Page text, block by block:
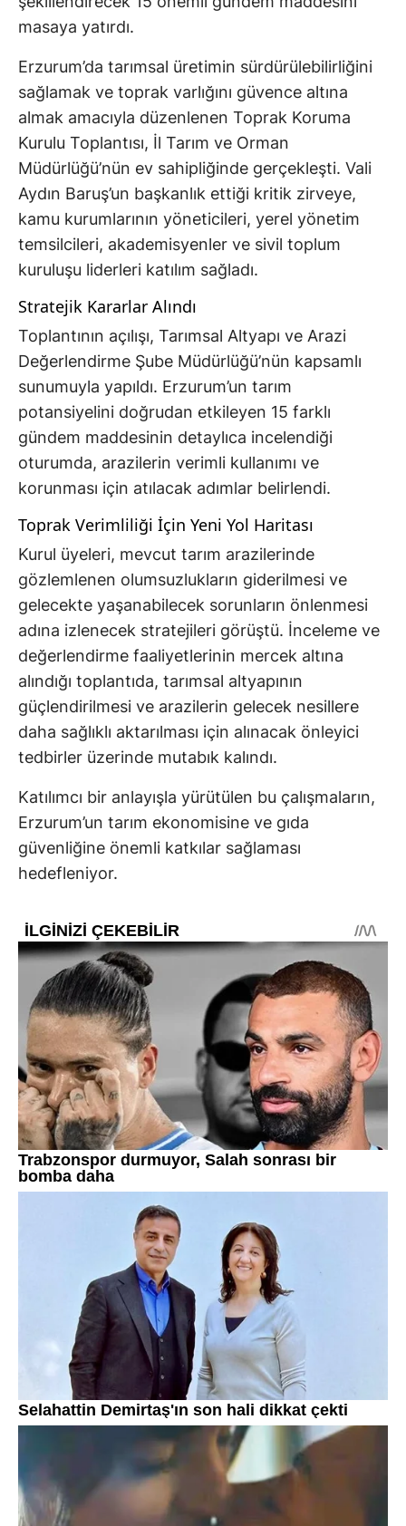
masaya yatırdı.
Erzurum’da tarımsal üretimin sürdürülebilirliğini
sağlamak ve toprak varlığını güvence altına
almak amacıyla düzenlenen Toprak Koruma
Kurulu Toplantısı, İl Tarım ve Orman
Müdürlüğü’nün ev sahipliğinde gerçekleşti. Vali
Aydın Baruş’un başkanlık ettiği kritik zirveye,
kamu kurumlarının yöneticileri, yerel yönetim
temsilcileri, akademisyenler ve sivil toplum
kuruluşu liderleri katılım sağladı.
Stratejik Kararlar Alındı
Toplantının açılışı, Tarımsal Altyapı ve Arazi
Değerlendirme Şube Müdürlüğü’nün kapsamlı
sunumuyla yapıldı. Erzurum’un tarım
potansiyelini doğrudan etkileyen 15 farklı
gündem maddesinin detaylıca incelendiği
oturumda, arazilerin verimli kullanımı ve
korunması için atılacak adımlar belirlendi.
Toprak Verimliliği İçin Yeni Yol Haritası
Kurul üyeleri, mevcut tarım arazilerinde
gözlemlenen olumsuzlukların giderilmesi ve
gelecekte yaşanabilecek sorunların önlenmesi
adına izlenecek stratejileri görüştü. İnceleme ve
değerlendirme faaliyetlerinin mercek altına
alındığı toplantıda, tarımsal altyapının
güçlendirilmesi ve arazilerin gelecek nesillere
daha sağlıklı aktarılması için alınacak önleyici
tedbirler üzerinde mutabık kalındı.
Katılımcı bir anlayışla yürütülen bu çalışmaların,
Erzurum’un tarım ekonomisine ve gıda
güvenliğine önemli katkılar sağlaması
hedefleniyor.